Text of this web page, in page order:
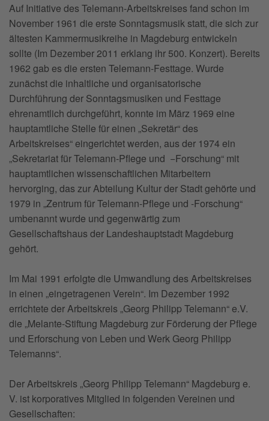
Auf Initiative des Telemann-Arbeitskreises fand schon im
November 1961 die erste Sonntagsmusik statt, die sich zur
ältesten Kammermusikreihe in Magdeburg entwickeln
sollte (Im Dezember 2011 erklang ihr 500. Konzert). Bereits
1962 gab es die ersten Telemann-Festtage. Wurde
zunächst die inhaltliche und organisatorische
Durchführung der Sonntagsmusiken und Festtage
ehrenamtlich durchgeführt, konnte im März 1969 eine
hauptamtliche Stelle für einen „Sekretär“ des
Arbeitskreises“ eingerichtet werden, aus der 1974 ein
„Sekretariat für Telemann-Pflege und −Forschung“ mit
hauptamtlichen wissenschaftlichen Mitarbeitern
hervorging, das zur Abteilung Kultur der Stadt gehörte und
1979 in „Zentrum für Telemann-Pflege und -Forschung“
umbenannt wurde und gegenwärtig zum
Gesellschaftshaus der Landeshauptstadt Magdeburg
gehört.
Im Mai 1991 erfolgte die Umwandlung des Arbeitskreises
in einen „eingetragenen Verein“. Im Dezember 1992
errichtete der Arbeitskreis „Georg Philipp Telemann“ e.V.
die „Melante-Stiftung Magdeburg zur Förderung der Pflege
und Erforschung von Leben und Werk Georg Philipp
Telemanns“.
Der Arbeitskreis „Georg Philipp Telemann“ Magdeburg e.
V. ist korporatives Mitglied in folgenden Vereinen und
Gesellschaften: